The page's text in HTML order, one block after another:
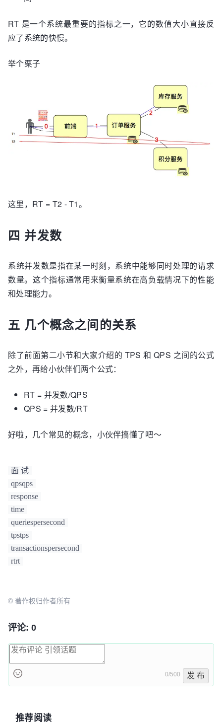
RT 是一个系统最重要的指标之一，它的数值大小直接反
应了系统的快慢。
举个栗子
这里，RT = T2 - T1。
四 并发数
系统并发数是指在某一时刻，系统中能够同时处理的请求
数量。这个指标通常用来衡量系统在高负载情况下的性能
和处理能力。
五 几个概念之间的关系
除了前面第二小节和大家介绍的 TPS 和 QPS 之间的公式
之外，再给小伙伴们两个公式：
RT = 并发数/QPS
QPS = 并发数/RT
好啦，几个常见的概念，小伙伴搞懂了吧～
面 试
qpsqps
response
time
queriespersecond
tpstps
transactionspersecond
rtrt
© 著作权归作者所有
评论: 0
0/500 发 布
推荐阅读